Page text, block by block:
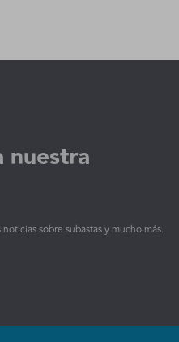
nuestra
sobre subastas y mucho más.